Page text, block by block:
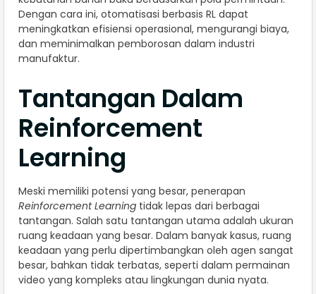
Dengan cara ini, otomatisasi berbasis RL dapat
meningkatkan efisiensi operasional, mengurangi biaya,
dan meminimalkan pemborosan dalam industri
manufaktur.
Tantangan Dalam
Reinforcement
Learning
Meski memiliki potensi yang besar, penerapan
Reinforcement Learning tidak lepas dari berbagai
tantangan. Salah satu tantangan utama adalah ukuran
ruang keadaan yang besar. Dalam banyak kasus, ruang
keadaan yang perlu dipertimbangkan oleh agen sangat
besar, bahkan tidak terbatas, seperti dalam permainan
video yang kompleks atau lingkungan dunia nyata.